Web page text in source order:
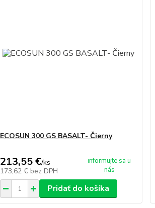
ECOSUN 300 GS BASALT- Čierny
213,55 €/ks
173,62 € bez DPH
informujte sa u
nás
Pridať do košíka